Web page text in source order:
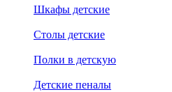
Шкафы детские
Столы детские
Полки в детскую
Детские пеналы